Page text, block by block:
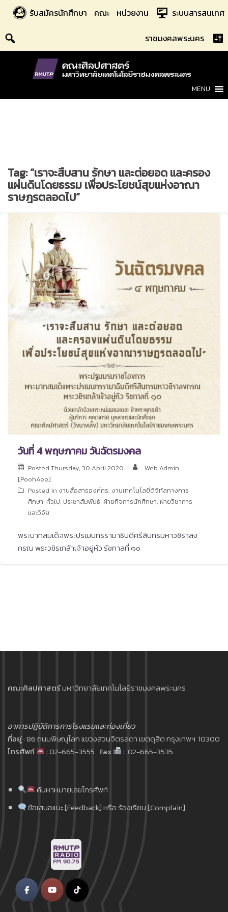
content
รับสมัครนักศึกษา คณะ หน่วยงาน ระบบสารสนเทศ
ราชมงคลพระนคร
MENU
Tag:“เราจะสืบสาน รักษา และต่อยอด และครอง
แผ่นดินโดยธรรม เพื่อประโยชน์สุขแห่งอาณา
ราษฎรตลอดไป”
วันที่ 4 พฤษภาคม วันฉัตรมงคล
Posted Thursday, 30 April 2020
Web Admin :
[PoohAee]
Posted in งานสื่อสารองค์กร, งานเทคโนโลยีดิจิทัลทางการ
ศึกษา, ทั่วไป, ประชาสัมพันธ์, ฝ่ายกิจการนักศึกษา, ฝ่ายวิชาการ
และวิจัย
พระบาทสมเด็จพระปรเมนทรรามาธิบดีศรีสินทรมหาวชิราลง
กรณ พระวชิรเกล้าเจ้าอยู่หัว รัชกาลที่ ๑๐
คณะศิลปศาสตร์มหาวิทยาลัยเทคโนโลยีราชมงคลพระนคร
อาคารปฏิบัติการการโรงแรมและท่องเที่ยว
ที่อยู่: 86 ถนนพิษณุโลก แขวงสวนจิตรลดา เขตดุสิต กรุงเทพฯ 10300
โทรศัพท์
: 02-665-3555 Fax : 02-665-3535
ค้นหาหมายเลขโทรศัพท์
ข้อเสนอแนะ [Feedback] หรือ ร้องเรียน [Complain]